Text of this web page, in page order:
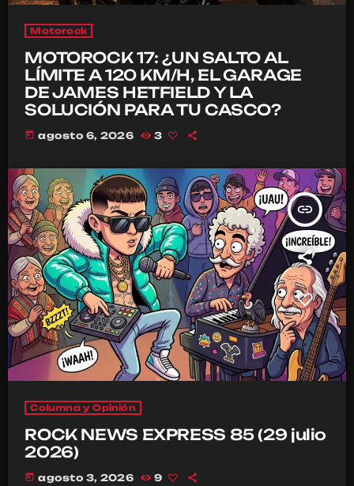
Motorock
MOTOROCK 17: ¿UN SALTO AL
LÍMITE A 120 KM/H, EL GARAGE
DE JAMES HETFIELD Y LA
SOLUCIÓN PARA TU CASCO?
today agosto 6, 2026 3
insert_link
Columna y Opinión
ROCK NEWS EXPRESS 85 (29 julio
2026)
today agosto 3, 2026 9